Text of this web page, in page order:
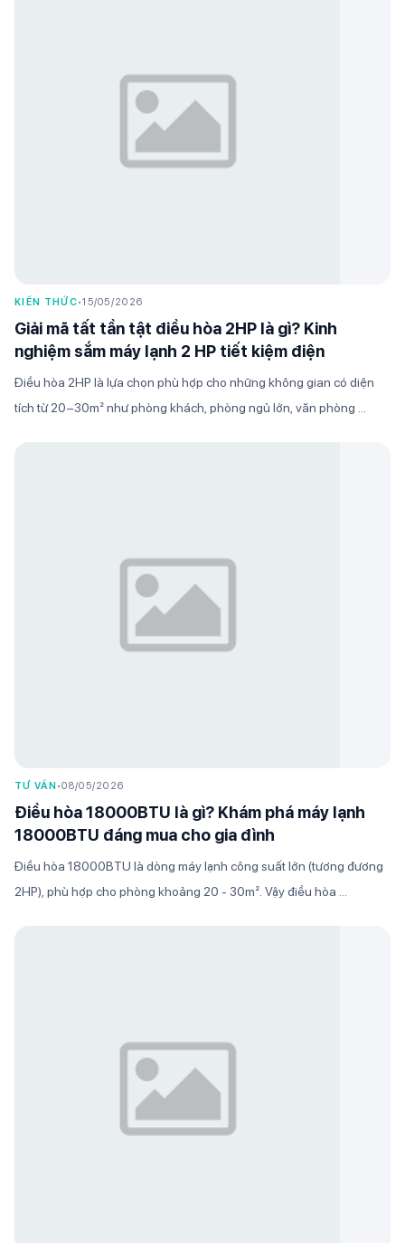
KIẾN THỨC•15/05/2026
Giải mã tất tần tật điều hòa 2HP là gì? Kinh
nghiệm sắm máy lạnh 2 HP tiết kiệm điện
Điều hòa 2HP là lựa chọn phù hợp cho những không gian có diện
tích từ 20–30m² như phòng khách, phòng ngủ lớn, văn phòng ...
TƯ VẤN •08/05/2026
Điều hòa 18000BTU là gì? Khám phá máy lạnh
18000BTU đáng mua cho gia đình
Điều hòa 18000BTU là dòng máy lạnh công suất lớn (tương đương
2HP), phù hợp cho phòng khoảng 20 - 30m². Vậy điều hòa ...